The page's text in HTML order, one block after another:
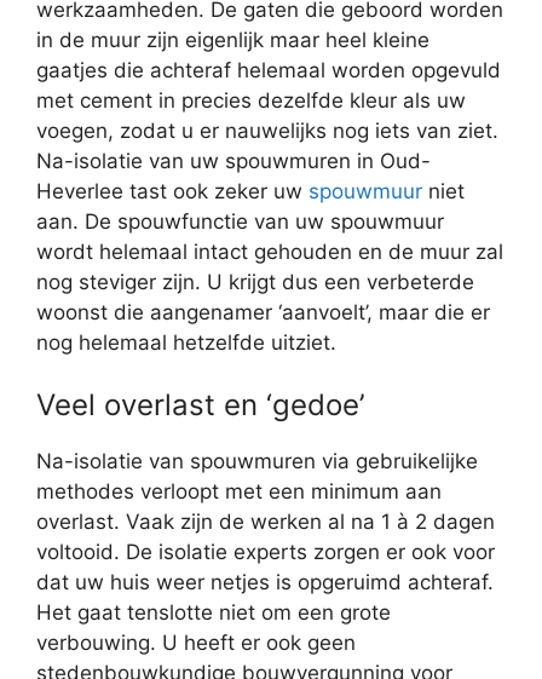
werkzaamheden. De gaten die geboord worden
in de muur zijn eigenlijk maar heel kleine
gaatjes die achteraf helemaal worden opgevuld
met cement in precies dezelfde kleur als uw
voegen, zodat u er nauwelijks nog iets van ziet.
Na-isolatie van uw spouwmuren in Oud-
Heverlee tast ook zeker uw spouwmuur niet
aan. De spouwfunctie van uw spouwmuur
wordt helemaal intact gehouden en de muur zal
nog steviger zijn. U krijgt dus een verbeterde
woonst die aangenamer ‘aanvoelt’, maar die er
nog helemaal hetzelfde uitziet.
Veel overlast en ‘gedoe’
Na-isolatie van spouwmuren via gebruikelijke
methodes verloopt met een minimum aan
overlast. Vaak zijn de werken al na 1 à 2 dagen
voltooid. De isolatie experts zorgen er ook voor
dat uw huis weer netjes is opgeruimd achteraf.
Het gaat tenslotte niet om een grote
verbouwing. U heeft er ook geen
stedenbouwkundige bouwvergunning voor